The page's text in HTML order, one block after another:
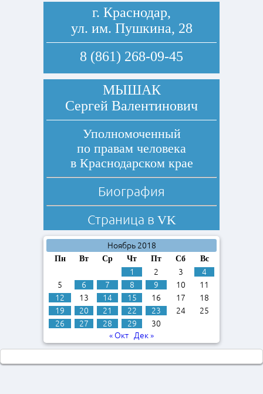
г. Краснодар,
ул. им. Пушкина, 28
8 (861) 268-09-45
МЫШАК
Сергей Валентинович
Уполномоченный
по правам человека
в Краснодарском крае
Биография
Страница в VK
Ноябрь 2018
Пн Вт Ср Чт Пт Сб Вс
1 2 3
4
5
6 7 8 9 10
11
12
13 14 15 16 17
18
19
20 21 22 23 24
25
26
27 28 29
30
« Окт
Дек »